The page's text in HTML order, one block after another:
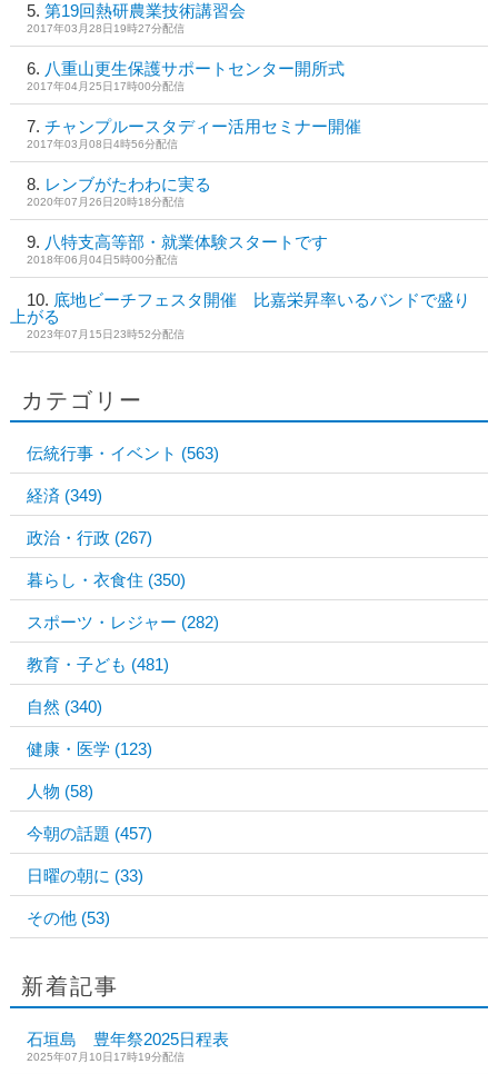
第19回熱研農業技術講習会
2017年03月28日19時27分配信
八重山更生保護サポートセンター開所式
2017年04月25日17時00分配信
チャンプルースタディー活用セミナー開催
2017年03月08日4時56分配信
レンブがたわわに実る
2020年07月26日20時18分配信
八特支高等部・就業体験スタートです
2018年06月04日5時00分配信
底地ビーチフェスタ開催 比嘉栄昇率いるバンドで盛り
上がる
2023年07月15日23時52分配信
カテゴリー
伝統行事・イベント (563)
経済 (349)
政治・行政 (267)
暮らし・衣食住 (350)
スポーツ・レジャー (282)
教育・子ども (481)
自然 (340)
健康・医学 (123)
人物 (58)
今朝の話題 (457)
日曜の朝に (33)
その他 (53)
新着記事
石垣島 豊年祭2025日程表
2025年07月10日17時19分配信